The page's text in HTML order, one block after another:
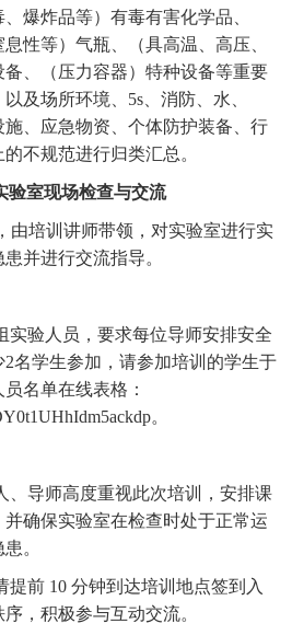
爆炸品等）有毒有害化学品、
性等）气瓶、（具高温、高压、
、（压力容器）特种设备等重要
及场所环境、 5s、消防、水、
、应急物资、个体防护装备、行
不规范进行归类汇总。
验室现场检查与交流
由培训讲师带领，对实验室进行实
并进行交流指导。
实验人员，要求每位导师安排安全
2名学生参加，请参加培训的学生于
名单在线表格：
。
、导师高度重视此次培训，安排课
确保实验室在检查时处于正常运
。
提前 10 分钟到达培训地点签到入
，积极参与互动交流。